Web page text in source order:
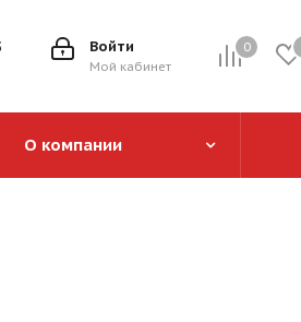
0
Войти
Мой кабинет
О компании